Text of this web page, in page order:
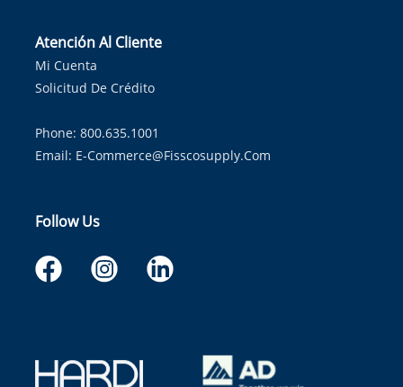
Atención Al Cliente
Mi Cuenta
Solicitud De Crédito
Phone: 800.635.1001
Email: E-Commerce@fisscosupply.com
Follow Us